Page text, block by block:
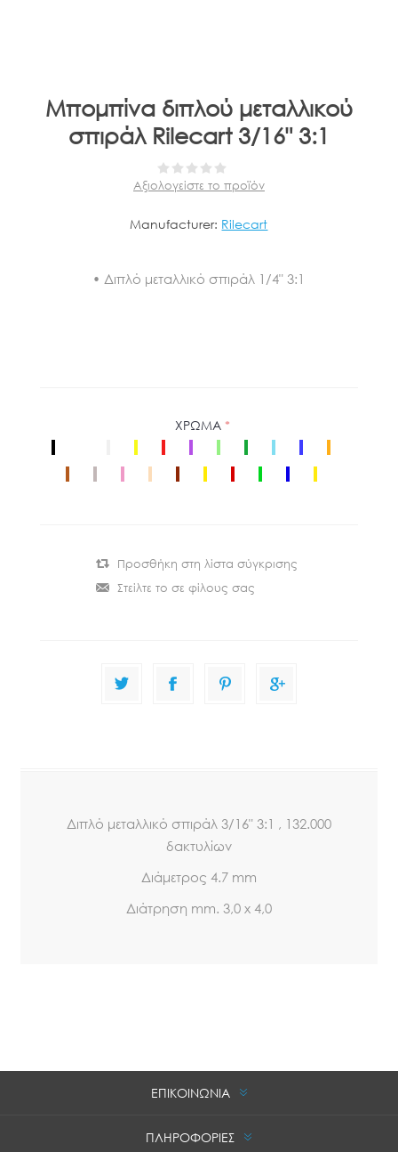
Μπομπίνα διπλού μεταλλικού
σπιράλ Rilecart 3/16" 3:1
Αξιολογείστε το προϊόν
Manufacturer: Rilecart
• Διπλό μεταλλικό σπιράλ 1/4" 3:1
ΧΡΩΜΑ *
Διπλό μεταλλικό σπιράλ 3/16" 3:1 , 132.000
δακτυλίων
Διάμετρος 4.7 mm
Διάτρηση mm. 3,0 x 4,0
ΕΠΙΚΟΙΝΩΝΙΑ
ΠΛΗΡΟΦΟΡΙΕΣ